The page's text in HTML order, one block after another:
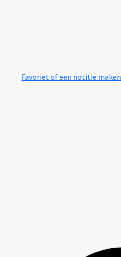
Favoriet of een notitie maken